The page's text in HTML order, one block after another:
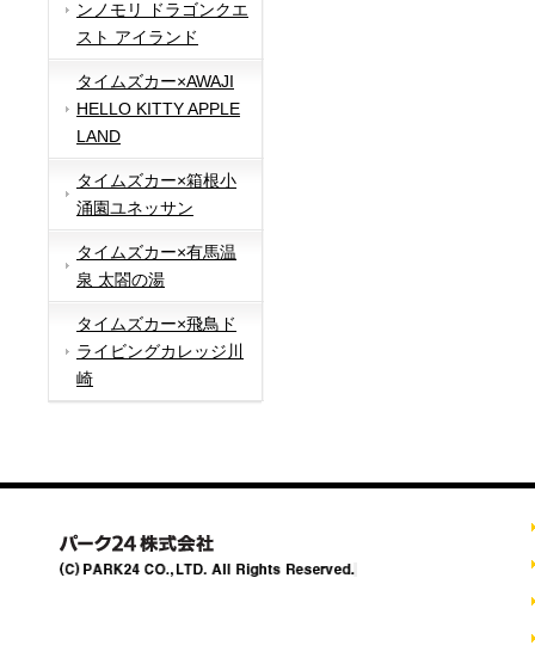
ンノモリ ドラゴンクエ
スト アイランド
タイムズカー×AWAJI
HELLO KITTY APPLE
LAND
タイムズカー×箱根小
涌園ユネッサン
タイムズカー×有馬温
泉 太閤の湯
タイムズカー×飛鳥ド
ライビングカレッジ川
崎